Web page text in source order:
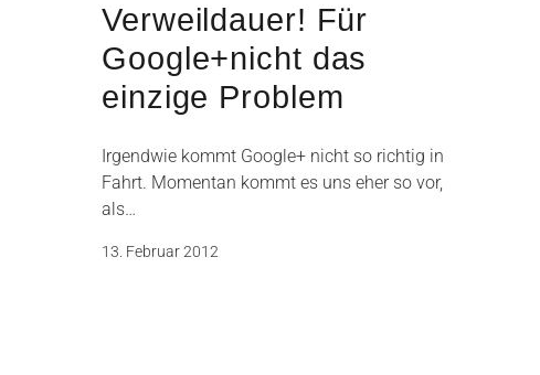
Verweildauer! Für
Google+nicht das
einzige Problem
Irgendwie kommt Google+ nicht so richtig in
Fahrt. Momentan kommt es uns eher so vor,
als…
13. Februar 2012